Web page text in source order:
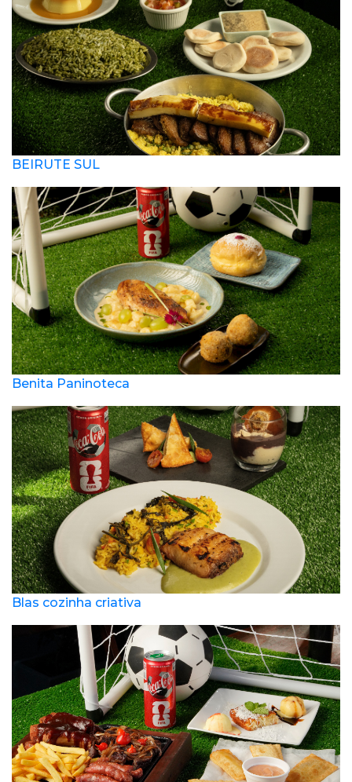
BEIRUTE SUL
Benita Paninoteca
Blas cozinha criativa